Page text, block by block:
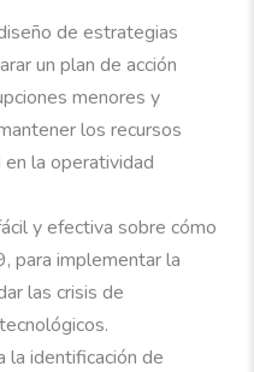
de estrategias
un plan de acción
menores y
los recursos
la operatividad
y efectiva sobre cómo
para implementar la
las crisis de
la identificación de